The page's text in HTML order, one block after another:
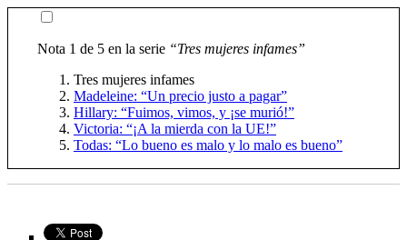
Nota 1 de 5 en la serie “Tres mujeres infames”
Tres mujeres infames
Madeleine: “Un precio justo a pagar”
Hillary: “Fuimos, vimos, y ¡se murió!”
Victoria: “¡A la mierda con la UE!”
Todas: “Lo bueno es malo y lo malo es bueno”